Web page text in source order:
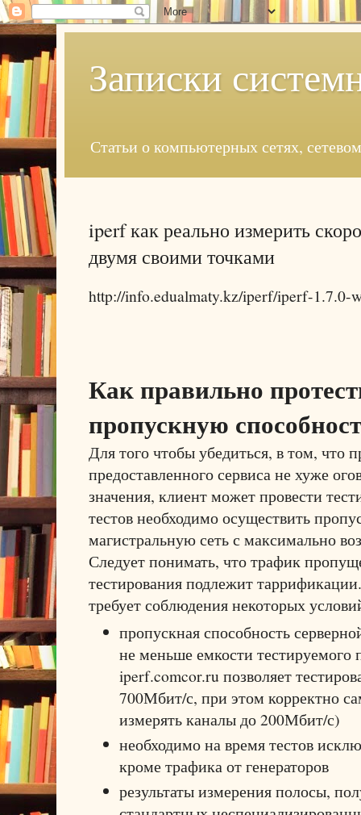
Записки
Статьи о компьютерных сетях,
iperf как реально измерить
двумя своими точками
http://info.edualmaty.kz/iperf/iperf-1.7.0-
Как правильно
пропускную
Для того чтобы убедиться, в том, что
предоставленного сервиса не хуже
значения, клиент может провести
тестов необходимо осуществить
магистральную сеть с максимально
Следует понимать, что трафик
тестирования подлежит
требует соблюдения некоторых
пропускная способность
не меньше емкости тестируемого
iperf.comcor.ru позволяет
700Мбит/с, при этом корректно
измерять каналы до 200Мбит/с)
необходимо на время тестов
кроме трафика от генераторов
результаты измерения полосы,